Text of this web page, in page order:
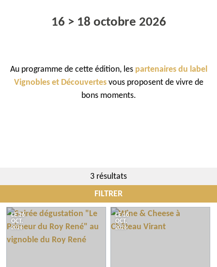
16 > 18 octobre 2026
Au programme de cette édition, les partenaires du label
Vignobles et Découvertesvous proposent de vivre de
bons moments.
3 résultats
FILTRER
Communes
Évènements
LE 16
OCT.
2026
LE 16
OCT.
2026